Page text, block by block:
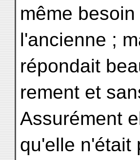
même
l'ancienne ;
répondait
rement et
Assurément
qu'elle n'était